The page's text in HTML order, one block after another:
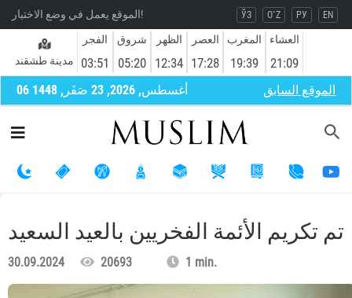
الموقع يعمل في وضع الاختبار! ЎЗ O`Z РУ EN
مدينة طشقند
الفجر
03:51
شروق
05:20
الظهر
12:34
العصر
17:28
المغرب
19:39
العشاء
21:09
06 أغسطس, 2026, 23 صَفَر, 1448 الموقع السابق
تم تكريم الأئمة الفخريين بالعيد السعيد
30.09.2024 20693 1 min.